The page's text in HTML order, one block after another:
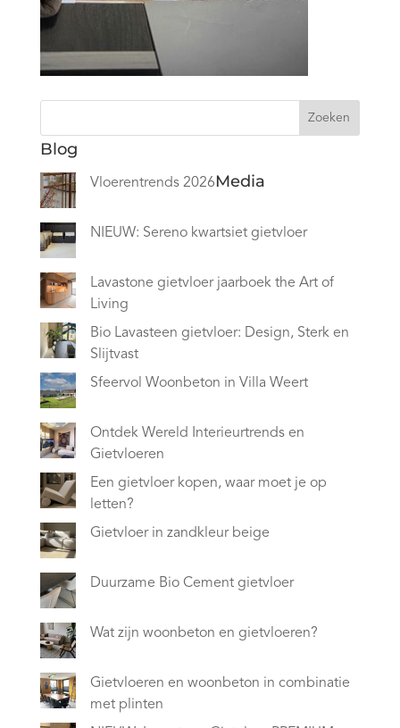
Zoeken
Blog
Vloerentrends 2026
NIEUW: Sereno kwartsiet gietvloer
Lavastone gietvloer jaarboek the Art of
Living
Bio Lavasteen gietvloer: Design, Sterk en
Slijtvast
Sfeervol Woonbeton in Villa Weert
Ontdek Wereld Interieurtrends en
Gietvloeren
Een gietvloer kopen, waar moet je op
letten?
Gietvloer in zandkleur beige
Duurzame Bio Cement gietvloer
Wat zijn woonbeton en gietvloeren?
Gietvloeren en woonbeton in combinatie
met plinten
Media